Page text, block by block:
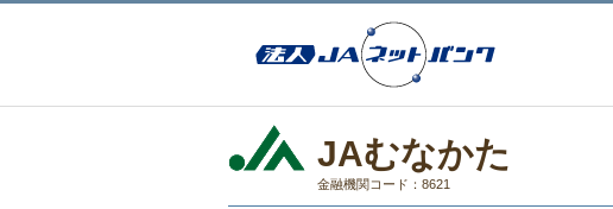
JAむなかた
金融機関コード：8621